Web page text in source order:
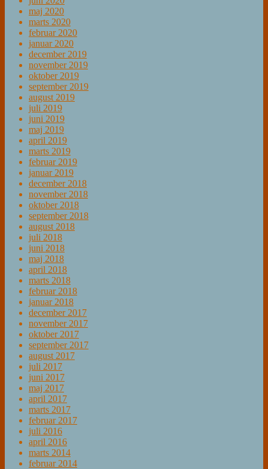
maj 2020
marts 2020
februar 2020
januar 2020
december 2019
november 2019
oktober 2019
september 2019
august 2019
juli 2019
juni 2019
maj 2019
april 2019
marts 2019
februar 2019
januar 2019
december 2018
november 2018
oktober 2018
september 2018
august 2018
juli 2018
juni 2018
maj 2018
april 2018
marts 2018
februar 2018
januar 2018
december 2017
november 2017
oktober 2017
september 2017
august 2017
juli 2017
juni 2017
maj 2017
april 2017
marts 2017
februar 2017
juli 2016
april 2016
marts 2014
februar 2014